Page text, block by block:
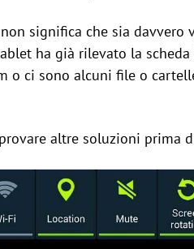
significa che sia
ha già rilevato la
o ci sono alcuni file o
altre soluzioni prima